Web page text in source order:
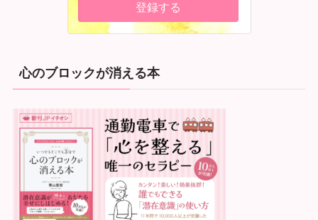
心のブロックが消える本